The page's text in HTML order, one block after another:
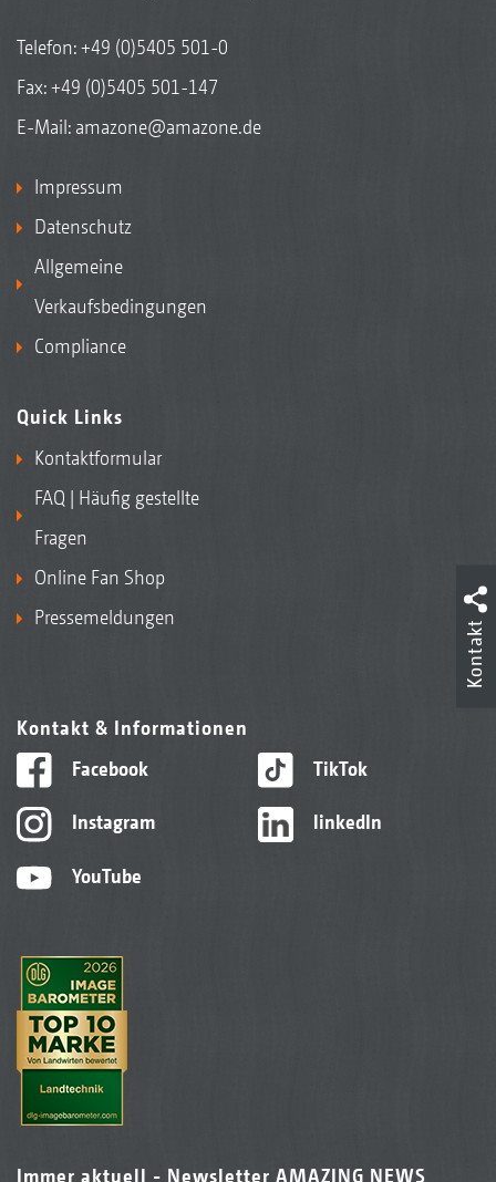
Telefon:+49 (0)5405 501-0
Fax: +49 (0)5405 501-147
E-Mail: amazone@amazone.de
Impressum
Datenschutz
Allgemeine
Verkaufsbedingungen
Compliance
Quick Links
Kontaktformular
FAQ | Häufig gestellte
Fragen
Online Fan Shop
Pressemeldungen
Kontakt & Informationen
Facebook
Instagram
YouTube
TikTok
linkedIn
Immer aktuell - Newsletter AMAZING NEWS
Kontakt